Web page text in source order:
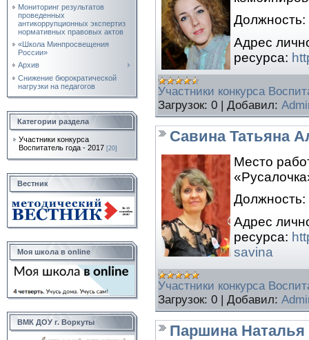
Мониторинг результатов
проведенных
антикоррупционных экспертиз
нормативных правовых актов
«Школа Минпросвещения
России»
Архив
Снижение бюрократической
нагрузки на педагогов
Категории раздела
Участники конкурса
Воспитатель года - 2017 [20]
Вестник
Моя школа в online
ВМК ДОУ г. Воркуты
Должность:
Адрес
ресурса:
Участники конкурса
Загрузок: 0 | Добавил:
Савина Татьяна
Место
Должность:
Адрес
ресурса:
savina
Участники конкурса
Загрузок: 0 | Добавил:
Паршина Наталья